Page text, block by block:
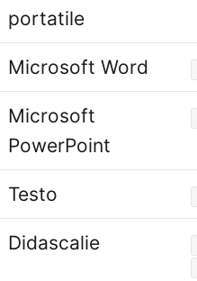
portatile
Microsoft Word
Microsoft
PowerPoint
Testo
Didascalie